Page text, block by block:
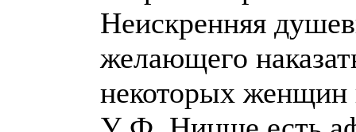
Неискренняя
желающего
некоторых женщин